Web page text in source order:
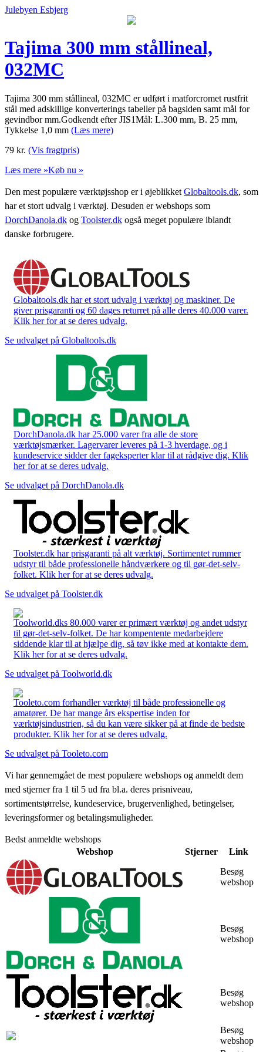
Julebyen Esbjerg
Tajima 300 mm stållineal,
032MC
Tajima 300 mm stållineal, 032MC er udført i matforcromet rustfrit
stål med adskillige konverterings tabeller på bagsiden samt mål for
gevindbor mm.Godkendt efter JIS1Mål: L.300 mm, B. 25 mm,
Tykkelse 1,0 mm (Læs mere)
79 kr. (Vis fragtpris)
Læs mere »Køb nu »
Den mest populære værktøjsshop er i øjeblikket Globaltools.dk, som
har et stort udvalg i værktøj. Desuden er webshops som
DorchDanola.dk og Toolster.dk også meget populære iblandt
danske forbrugere.
Globaltools.dk har et stort udvalg i værktøj og maskiner. De
giver prisgaranti og 60 dages returret på alle deres 40.000 varer.
Klik her for at se deres udvalg.
Se udvalget på Globaltools.dk
DorchDanola.dk har 25.000 varer fra alle de store
værktøjsmærker. Lagervarer leveres på 1-3 hverdage, og i
kundeservice sidder der fageksperter klar til at rådgive dig. Klik
her for at se deres udvalg.
Se udvalget på DorchDanola.dk
Toolster.dk har prisgaranti på alt værktøj. Sortimentet rummer
udstyr til både professionelle håndværkere og til gør-det-selv-
folket. Klik her for at se deres udvalg.
Se udvalget på Toolster.dk
Toolworld.dks 80.000 varer er primært værktøj og andet udstyr
til gør-det-selv-folket. De har kompentente medarbejdere
siddende klar til at hjælpe dig, så tøv ikke med at kontakte dem.
Klik her for at se deres udvalg.
Se udvalget på Toolworld.dk
Tooleto.com forhandler værktøj til både professionelle og
amatører. De har mange års ekspertise inden for
værktøjsindustrien, så du kan være sikker på at finde de bedste
produkter. Klik her for at se deres udvalg.
Se udvalget på Tooleto.com
Vi har gennemgået de mest populære webshops og anmeldt dem
med stjerner fra 1 til 5 ud fra bl.a. deres prisniveau,
sortimentstørrelse, kundeservice, brugervenlighed, betingelser,
leveringsformer og betalingsmuligheder.
Bedst anmeldte webshops
Webshop
Stjerner
Link
Besøg
webshop
Besøg
webshop
Besøg
webshop
Besøg
webshop